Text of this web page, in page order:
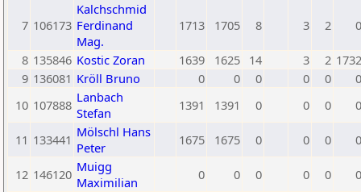
7 106173
Kalchschmid
Ferdinand
Mag.
1713 1705 8 3 2 0
8 135846 Kostic Zoran 1639 1625 14 3 2 1732
9 136081 Kröll Bruno 0 0 0 0 0
0
10 107888 Lanbach
Stefan
1391 1391 0 0 0 0
11 133441 Mölschl Hans
Peter
1675 1675 0 0 0 0
12 146120 Muigg
Maximilian
0 0 0 0 0 0